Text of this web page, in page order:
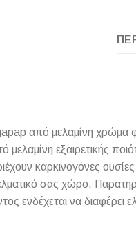
από μελαμίνη χρώμα
εξαιρετικής
καρκινογόνες
σας χώρο.
ενδέχεται να